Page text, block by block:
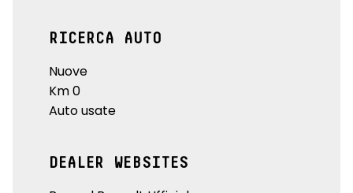
RICERCA AUTO
Nuove
Km 0
Auto usate
DEALER WEBSITES